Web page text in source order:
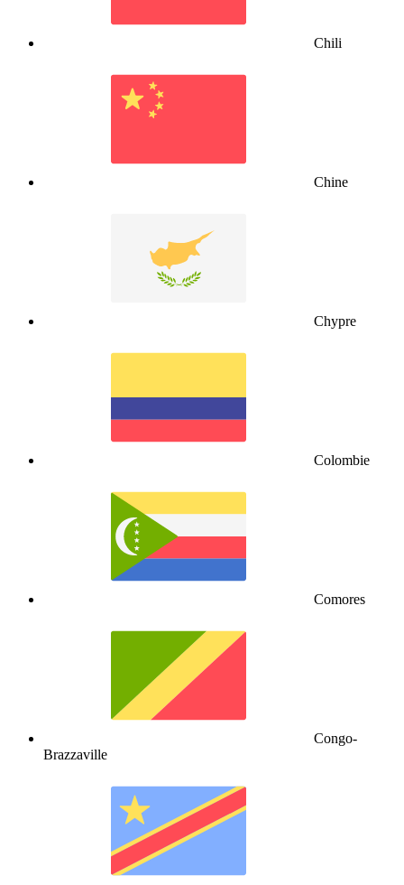
Chili
Chine
Chypre
Colombie
Comores
Congo-
Brazzaville